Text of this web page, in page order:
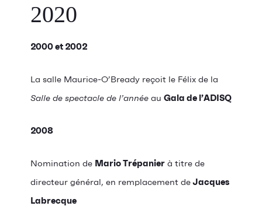
2020
2000 et 2002
La salle Maurice-O’Bready reçoit le Félix de la
Salle de spectacle de l’année au Gala de l’ADISQ
2008
Nomination de Mario Trépanier à titre de
directeur général, en remplacement de Jacques
Labrecque